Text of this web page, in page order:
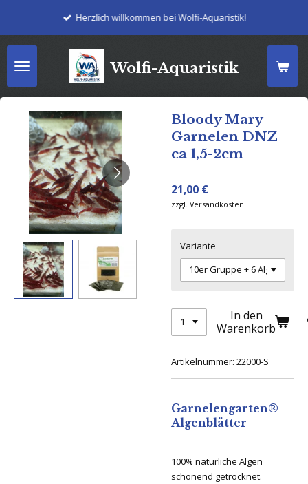
springen
Wolfi-Aquaristik
Herzlich willkommen bei Wolfi-Aquaristik!
Bloody Mary
Garnelen DNZ
ca 1,5-2cm
21,00 €
zzgl. Versandkosten
Variante
In den
Warenkorb
Artikelnummer: 22000-S
Garnelengarten®
Algenblätter
100% natürliche Algen
schonend getrocknet.